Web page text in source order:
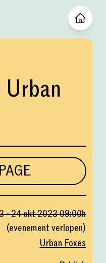
-24 okt 202309:00h
(evenement verlopen)
Urban Foxes